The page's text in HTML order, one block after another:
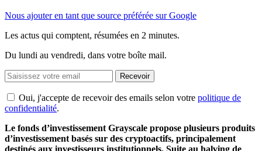
Nous ajouter en tant que source préférée sur Google
Les actus qui comptent, résumées en 2 minutes.
Du lundi au vendredi, dans votre boîte mail.
Recevoir
Oui, j'accepte de recevoir des emails selon votre politique de
confidentialité.
Le fonds d’investissement Grayscale propose plusieurs produits
d’investissement basés sur des cryptoactifs, principalement
destinés aux investisseurs institutionnels. Suite au halving de